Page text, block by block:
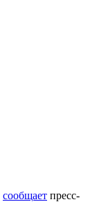
сообщает пресс-